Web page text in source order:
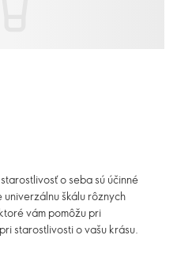
o seba sú účinné
škálu rôznych
vám pomôžu pri
starostlivosti o vašu krásu.